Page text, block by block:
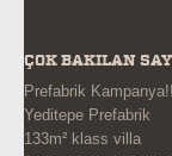
ÇOK BAKILAN
Prefabrik
Yeditepe Prefabrik
133m² klass villa